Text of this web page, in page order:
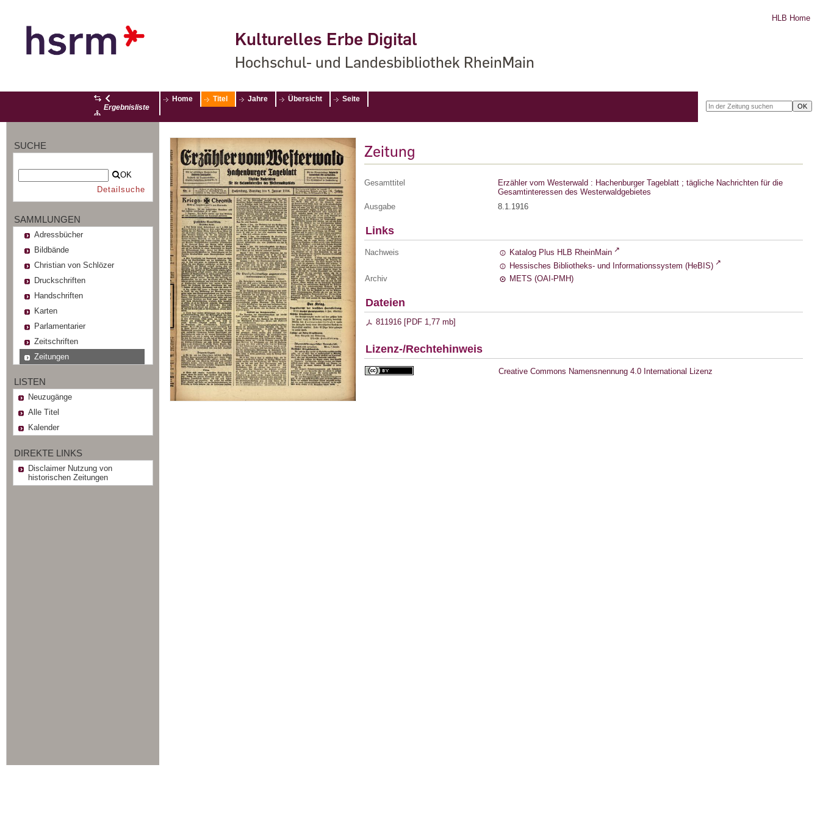
Kulturelles Erbe Digital
Hochschul- und Landesbibliothek RheinMain
HLB Home
Ergebnisliste
Home Titel Jahre Übersicht Seite
SUCHE
OK
Detailsuche
SAMMLUNGEN
Adressbücher
Bildbände
Christian von Schlözer
Druckschriften
Handschriften
Karten
Parlamentarier
Zeitschriften
Zeitungen
LISTEN
Neuzugänge
Alle Titel
Kalender
DIREKTE LINKS
Disclaimer Nutzung von
historischen Zeitungen
Zeitung
Gesamttitel
Erzähler vom Westerwald : Hachenburger Tageblatt ; tägliche Nachrichten für die
Gesamtinteressen des Westerwaldgebietes
Ausgabe
8.1.1916
Links
Nachweis
Katalog Plus HLB RheinMain
Hessisches Bibliotheks- und Informationssystem (HeBIS)
Archiv
METS (OAI-PMH)
Dateien
811916 [PDF 1,77 mb]
Lizenz-/Rechtehinweis
Creative Commons Namensnennung 4.0 International Lizenz